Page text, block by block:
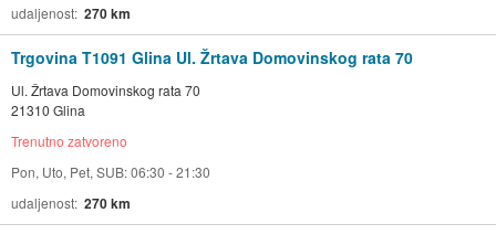
udaljenost 270 km
Trgovina T1091 Glina Ul. Žrtava Domovinskog rata 70
Ul. Žrtava Domovinskog rata 70
21310 Glina
Trenutno zatvoreno
Pon, Uto, Pet, SUB: 06:30 - 21:30
udaljenost 270 km